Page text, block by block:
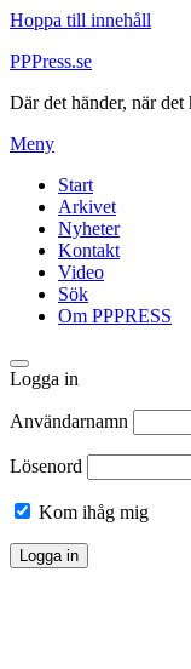
Hoppa till innehåll
PPPress.se
Där det händer, när det
Meny
Start
Arkivet
Nyheter
Kontakt
Video
Sök
Om PPPRESS
Logga in
Användarnamn
Lösenord
Kom ihåg mig